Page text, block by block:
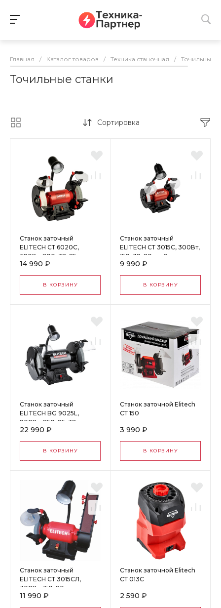
Главная / Каталог товаров / Техника станочная / Точильные
Точильные станки
Сортировка
Станок заточный
ELITECH СТ 6020С,
600Вт, 200х32х25мм,
лампа
14 990 ₽
В КОРЗИНУ
Станок заточный
ELITECH СТ 3015С, 300Вт,
150х32х20мм, 8кг, лампа
9 990 ₽
В КОРЗИНУ
Станок заточный
ELITECH BG 9025L,
900Вт, 250х25х32мм,
лампа
22 990 ₽
В КОРЗИНУ
Станок заточной Elitech
СТ 150
3 990 ₽
В КОРЗИНУ
Станок заточный
ELITECH СТ 3015СЛ,
300Вт, 150х20мм,
686х50мм, лампа
11 990 ₽
Станок заточной Elitech
СТ 013С
2 590 ₽